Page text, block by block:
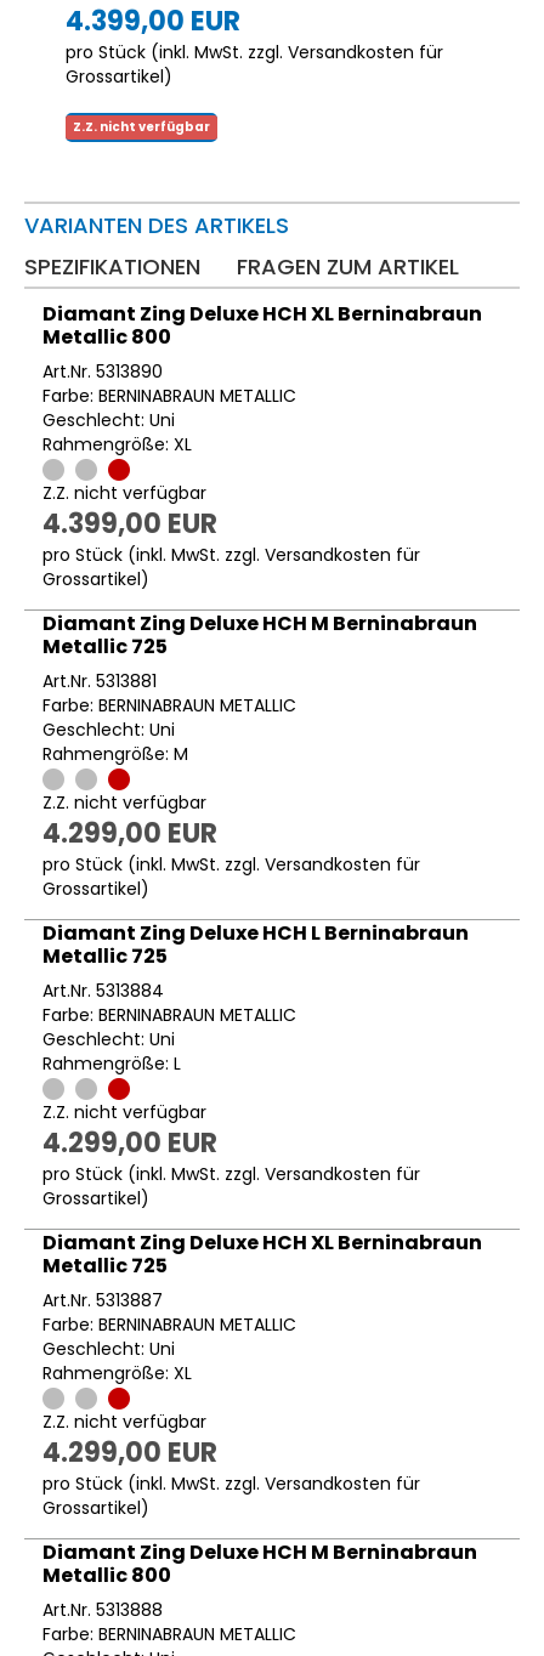
4.399,00 EUR
pro Stück (inkl. MwSt. zzgl. Versandkosten für
Grossartikel)
Z.Z. nicht verfügbar
VARIANTEN DES ARTIKELS
SPEZIFIKATIONEN
FRAGEN ZUM ARTIKEL
Diamant Zing Deluxe HCH XL Berninabraun
Metallic 800
Art.Nr. 5313890
Farbe: BERNINABRAUN METALLIC
Geschlecht: Uni
Rahmengröße: XL
Z.Z. nicht verfügbar
4.399,00 EUR
pro Stück (inkl. MwSt. zzgl. Versandkosten für
Grossartikel)
Diamant Zing Deluxe HCH M Berninabraun
Metallic 725
Art.Nr. 5313881
Farbe: BERNINABRAUN METALLIC
Geschlecht: Uni
Rahmengröße: M
Z.Z. nicht verfügbar
4.299,00 EUR
pro Stück (inkl. MwSt. zzgl. Versandkosten für
Grossartikel)
Diamant Zing Deluxe HCH L Berninabraun
Metallic 725
Art.Nr. 5313884
Farbe: BERNINABRAUN METALLIC
Geschlecht: Uni
Rahmengröße: L
Z.Z. nicht verfügbar
4.299,00 EUR
pro Stück (inkl. MwSt. zzgl. Versandkosten für
Grossartikel)
Diamant Zing Deluxe HCH XL Berninabraun
Metallic 725
Art.Nr. 5313887
Farbe: BERNINABRAUN METALLIC
Geschlecht: Uni
Rahmengröße: XL
Z.Z. nicht verfügbar
4.299,00 EUR
pro Stück (inkl. MwSt. zzgl. Versandkosten für
Grossartikel)
Diamant Zing Deluxe HCH M Berninabraun
Metallic 800
Art.Nr. 5313888
Farbe: BERNINABRAUN METALLIC